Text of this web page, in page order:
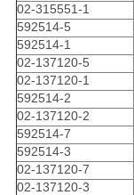
02-315551-1
592514-5
592514-1
02-137120-5
02-137120-1
592514-2
02-137120-2
592514-7
592514-3
02-137120-7
02-137120-3